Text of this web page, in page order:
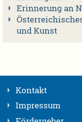
Erinnerung an
und Kunst
Kontakt
Impressum